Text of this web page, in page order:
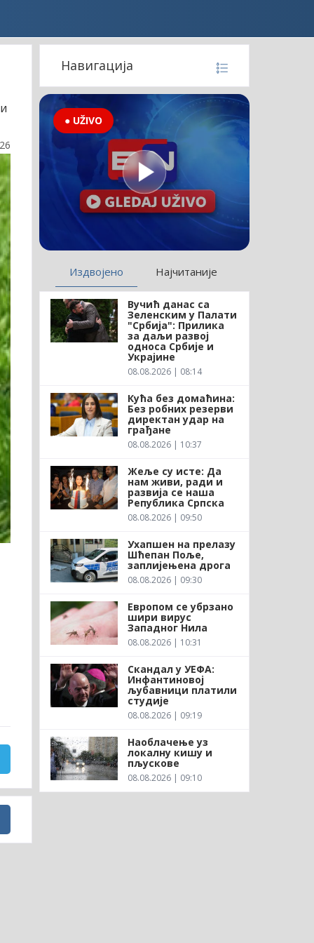
Навигација
● UŽIVO
Издвојено Најчитаније
Вучић данас са
Зеленским у Палати
"Србија": Прилика
за даљи развој
односа Србије и
Украјине
08.08.2026 | 08:14
Кућа без домаћина:
Без робних резерви
директан удар на
грађане
08.08.2026 | 10:37
Жеље су исте: Да
нам живи, ради и
развија се наша
Република Српска
08.08.2026 | 09:50
Ухапшен на прелазу
Шћепан Поље,
заплијењена дрога
08.08.2026 | 09:30
Европом се убрзано
шири вирус
Западног Нила
08.08.2026 | 10:31
Скандал у УЕФА:
Инфантиновој
љубавници платили
студије
08.08.2026 | 09:19
Наоблачење уз
локалну кишу и
пљускове
08.08.2026 | 09:10